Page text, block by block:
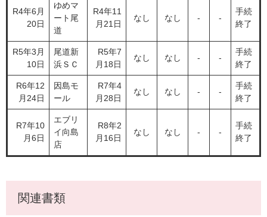
R4年6月
20日
ゆめマ
ート尾
道
R4年11
月21日
なし なし - -
手続
終了
R5年3月
10日
尾道新
浜ＳＣ
R5年7
月18日
なし なし - -
手続
終了
R6年12
月24日
因島モ
ール
R7年4
月28日
なし なし ‐ ‐
手続
終了
R7年10
月6日
エブリ
イ向島
店
R8年2
月16日
なし なし - -
手続
終了
関連書類